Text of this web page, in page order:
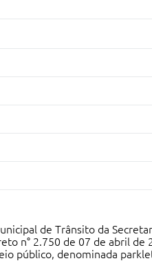
de Trânsito da
n° 2.750 de 07 de abril
público, denominada